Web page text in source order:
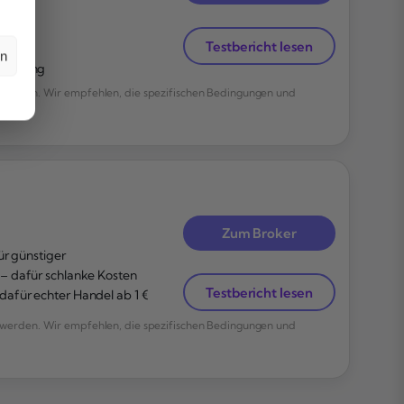
Testbericht lesen
Wir empfehlen, die spezifischen Bedingungen und
günstiger
dafür schlanke Kosten
echter Handel ab 1 €
Zum Broker
Testbericht lesen
Wir empfehlen, die spezifischen Bedingungen und